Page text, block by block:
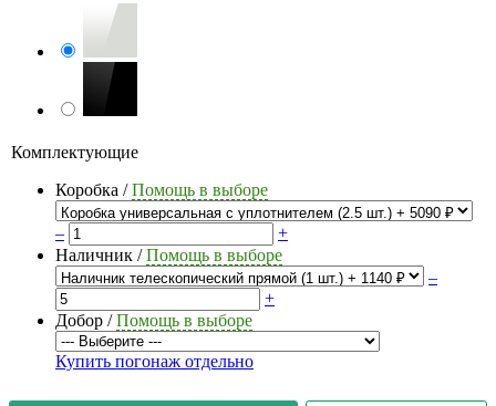
Комплектующие
Коробка /Помощь в выборе
–
+
Наличник /Помощь в выборе
–
+
Добор /Помощь в выборе
Купить погонаж отдельно